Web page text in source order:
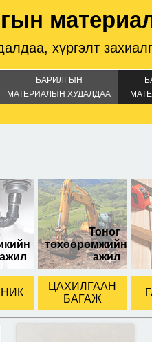
хүргэлт
БАРИЛГЫН
МАТЕРИАЛЫН ХУДАЛДАА
ажил
Тоног
төхөөрөмжийн
ажил
ЦАХИЛГААН
БАГАЖ
Brass 352A